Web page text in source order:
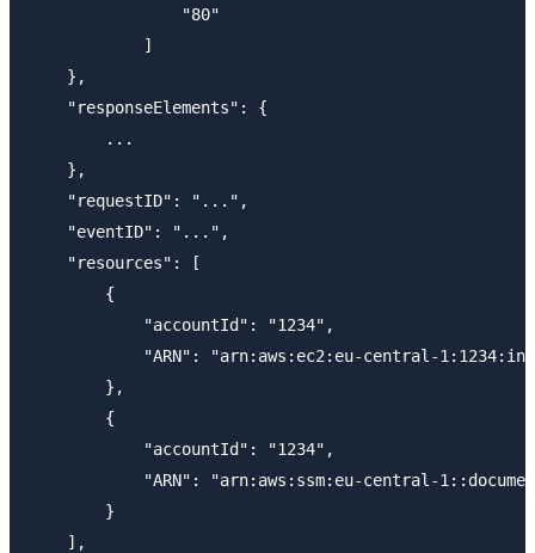
                "80"
            ]
    },
    "responseElements": {
        ...
    },
    "requestID": "...",
    "eventID": "...",
    "resources": [
        {
            "accountId": "1234",
"ARN": "arn:aws:ec2:eu-central-
        },
        {
            "accountId": "1234",
"ARN": "arn:aws:ssm:eu-central-
        }
    ],